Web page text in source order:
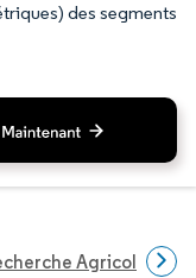
des segments
Agricole